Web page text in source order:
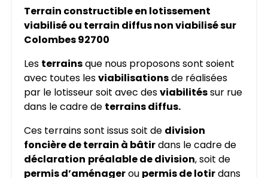
Terrain constructible en lotissement
viabilisé ou terrain diffus non viabilisé sur
Colombes 92700
Les terrainsque nous proposons sont soient
avec toutes lesviabilisationsde réalisées
par le lotisseur soit avec desviabilitéssur rue
dans le cadre de terrains diffus.
Ces terrains sont issus soit de division
foncière de terrain à bâtirdans le cadre de
déclaration préalable de division, soit de
permis d’aménagerou permis de lotirdans